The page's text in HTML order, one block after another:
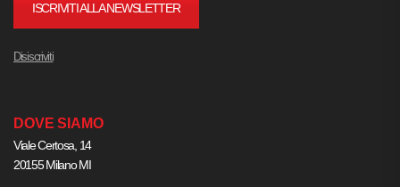
ISCRIVITI ALLA NEWSLETTER
Disiscriviti
DOVE SIAMO
Viale Certosa, 14
20155 Milano MI